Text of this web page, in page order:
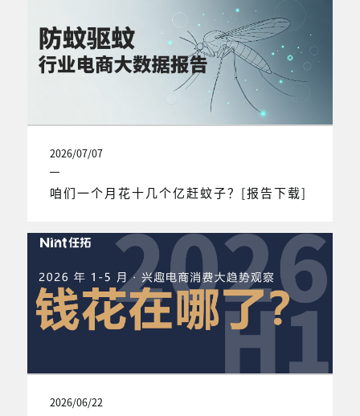
2026/07/07
咱们一个月花十几个亿赶蚊子？[报告下载]
2026/06/22